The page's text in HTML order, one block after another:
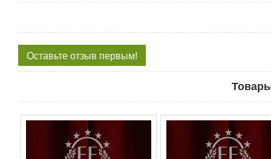
Оставьте отзыв первым!